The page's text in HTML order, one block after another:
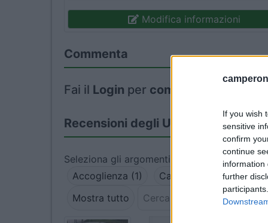
If you wish
sensitive
confirm
continue
information
further
Modifica informazioni
Commenta
Fai il Login per commentare
Recensioni degli Utenti
Seleziona gli argomenti per leggere le
Accoglienza (1)
Caratteristiche (1)
Mostra tutto